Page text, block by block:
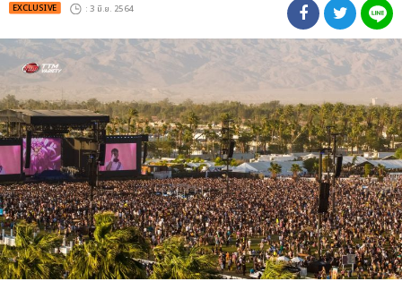
EXCLUSIVE : 3 มิ.ย. 2564